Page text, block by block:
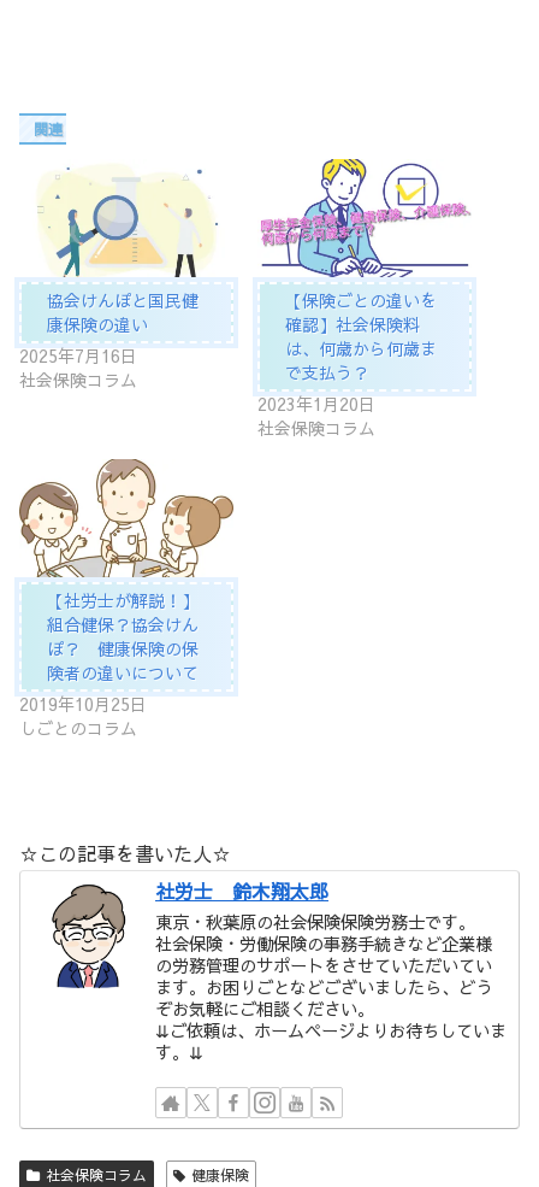
関連
協会けんぽと国民健
康保険の違い
2025年7月16日
社会保険コラム
【保険ごとの違いを
確認】社会保険料
は、何歳から何歳ま
で支払う？
2023年1月20日
社会保険コラム
【社労士が解説！】
組合健保？協会けん
ぽ？ 健康保険の保
険者の違いについて
2019年10月25日
しごとのコラム
☆この記事を書いた人☆
社労士 鈴木翔太郎
東京・秋葉原の社会保険保険労務士です。
社会保険・労働保険の事務手続きなど企業様
の労務管理のサポートをさせていただいてい
ます。お困りごとなどございましたら、どう
ぞお気軽にご相談ください。
⇊ご依頼は、ホームページよりお待ちしていま
す。⇊
社会保険コラム 健康保険